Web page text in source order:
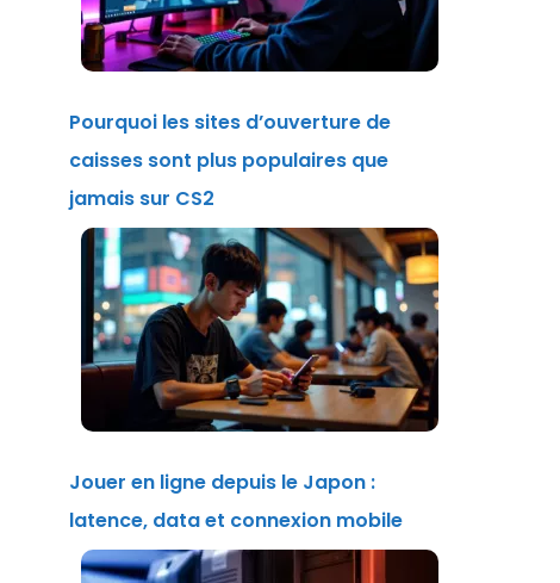
Pourquoi les sites d’ouverture de
caisses sont plus populaires que
jamais sur CS2
Jouer en ligne depuis le Japon :
latence, data et connexion mobile